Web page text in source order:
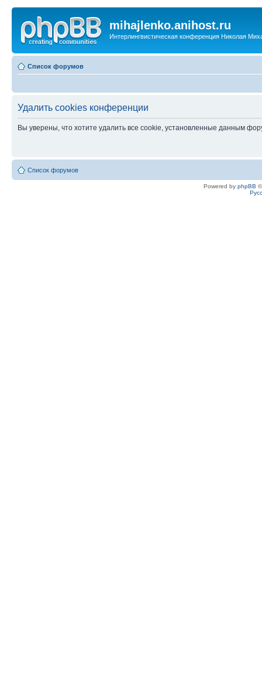
mihajlenko.anihost.ru
Интерлингвистическая конференция Николая
Список форумов
Удалить cookies конференции
Вы уверены, что хотите удалить все cookie, установленные данным
Список форумов
Powered by phpBB